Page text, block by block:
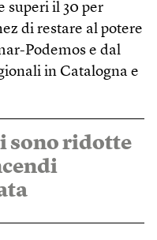
superi il 30 per
di restare al potere
Podemos e dal
in Catalogna e
sono ridotte